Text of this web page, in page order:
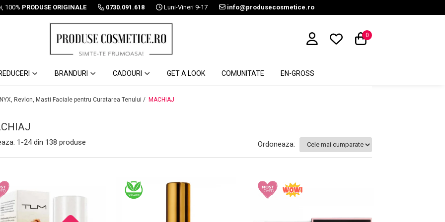
100% PRODUSE ORIGINALE 0730.091.618 Luni-Vineri 9-17 info@produsecosmetice.ro
0
BRANDURI CADOURI GET A LOOK COMUNITATE EN-GROSS
Revlon, Masti Faciale pentru Curatarea Tenului / MACHIAJ
1-24din 138 produse Ordoneaza: